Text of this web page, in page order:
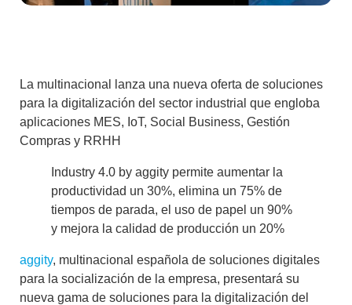
La multinacional lanza una nueva oferta de soluciones
para la digitalización del sector industrial que engloba
aplicaciones MES, IoT, Social Business, Gestión
Compras y RRHH
Industry 4.0 by aggity permite aumentar la
productividad un 30%, elimina un 75% de
tiempos de parada, el uso de papel un 90%
y mejora la calidad de producción un 20%
aggity, multinacional española de soluciones digitales
para la socialización de la empresa, presentará su
nueva gama de soluciones para la digitalización del